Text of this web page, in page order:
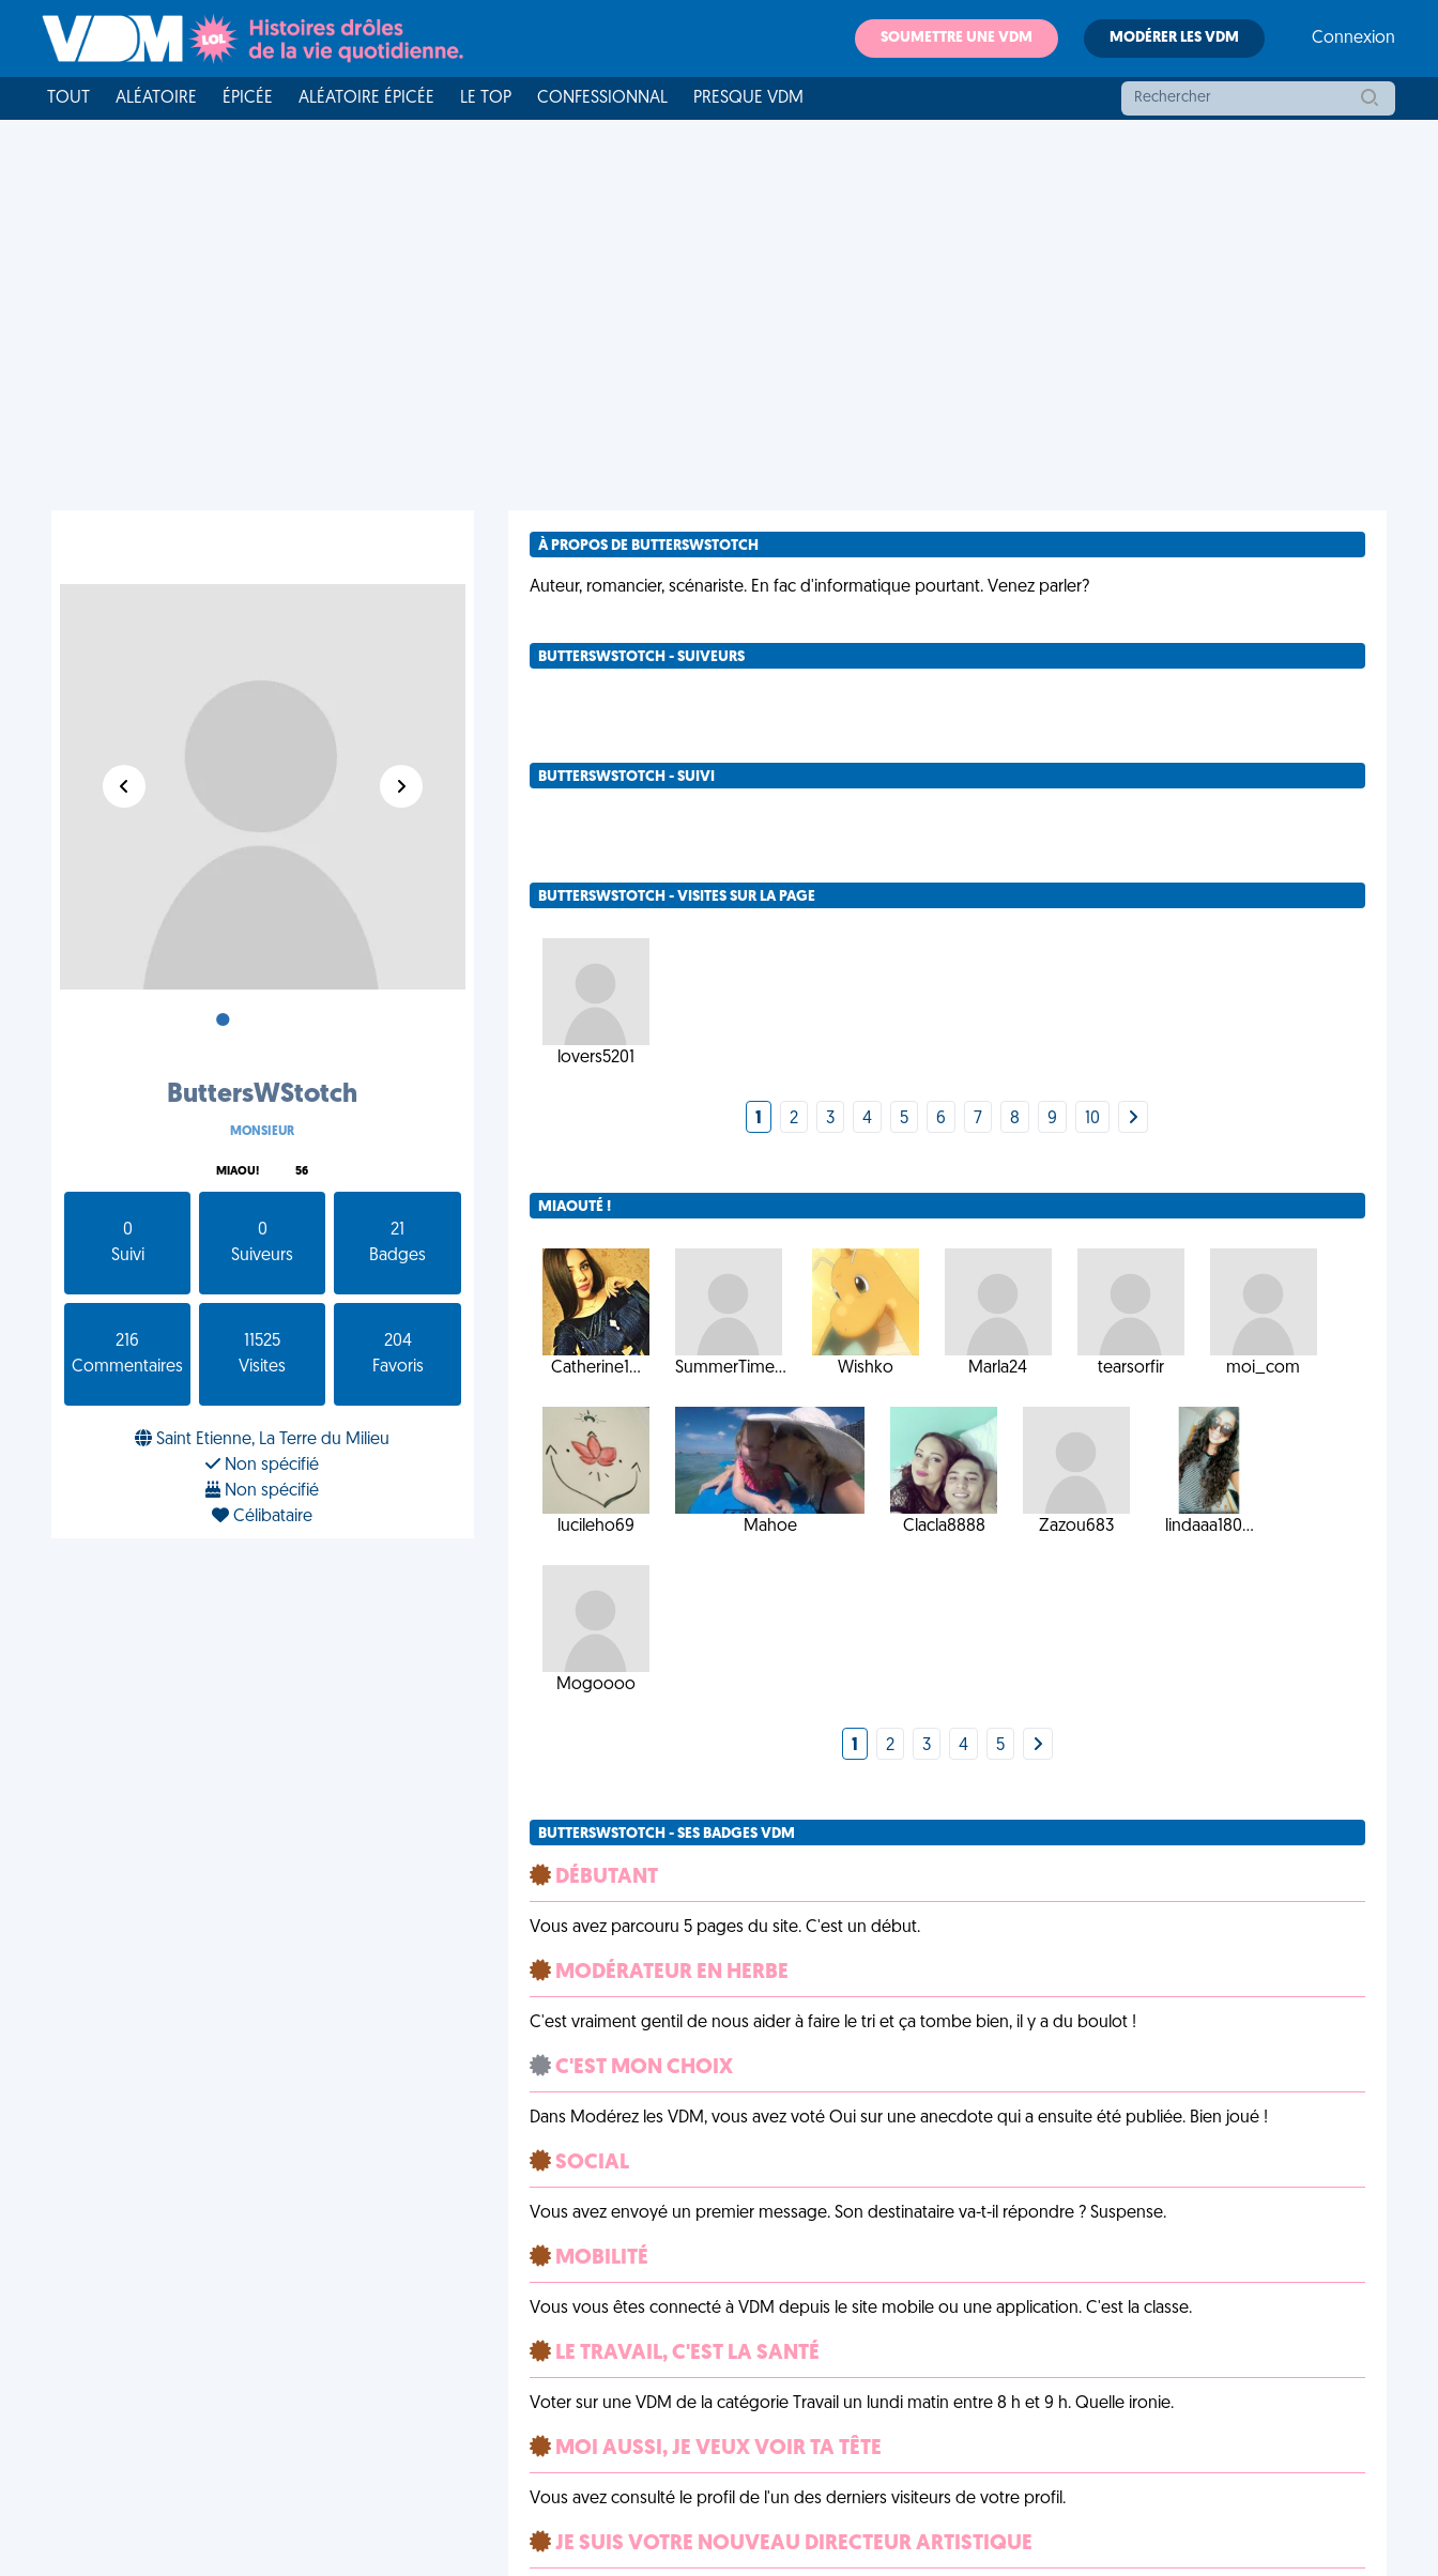
SOUMETTRE UNE VDM MODÉRER LES VDM Connexion
TOUT ALÉATOIRE ÉPICÉE ALÉATOIRE ÉPICÉE LE TOP CONFESSIONNAL PRESQUE VDM
•
ButtersWStotch
MONSIEUR
MIAOU! 56
0
Suivi
0
Suiveurs
21
Badges
216
Commentaires
11525
Visites
204
Favoris
Saint Etienne, La Terre du Milieu
Non spécifié
Non spécifié
Célibataire
À PROPOS DE BUTTERSWSTOTCH
Auteur, romancier, scénariste. En fac d'informatique pourtant. Venez parler?
BUTTERSWSTOTCH - SUIVEURS
BUTTERSWSTOTCH - SUIVI
BUTTERSWSTOTCH - VISITES SUR LA PAGE
lovers5201
1 2 3 4 5 6 7 8 9 10
MIAOUTÉ !
Catherine1... SummerTime... Wishko Marla24 tearsorfir moi_com
lucileho69 Mahoe Clacla8888 Zazou683 lindaaa180...
Mogoooo
1 2 3 4 5
BUTTERSWSTOTCH - SES BADGES VDM
DÉBUTANT
Vous avez parcouru 5 pages du site. C'est un début.
MODÉRATEUR EN HERBE
C'est vraiment gentil de nous aider à faire le tri et ça tombe bien, il y a du boulot !
C'EST MON CHOIX
Dans Modérez les VDM, vous avez voté Oui sur une anecdote qui a ensuite été publiée. Bien joué !
SOCIAL
Vous avez envoyé un premier message. Son destinataire va-t-il répondre ? Suspense.
MOBILITÉ
Vous vous êtes connecté à VDM depuis le site mobile ou une application. C'est la classe.
LE TRAVAIL, C'EST LA SANTÉ
Voter sur une VDM de la catégorie Travail un lundi matin entre 8 h et 9 h. Quelle ironie.
MOI AUSSI, JE VEUX VOIR TA TÊTE
Vous avez consulté le profil de l'un des derniers visiteurs de votre profil.
JE SUIS VOTRE NOUVEAU DIRECTEUR ARTISTIQUE